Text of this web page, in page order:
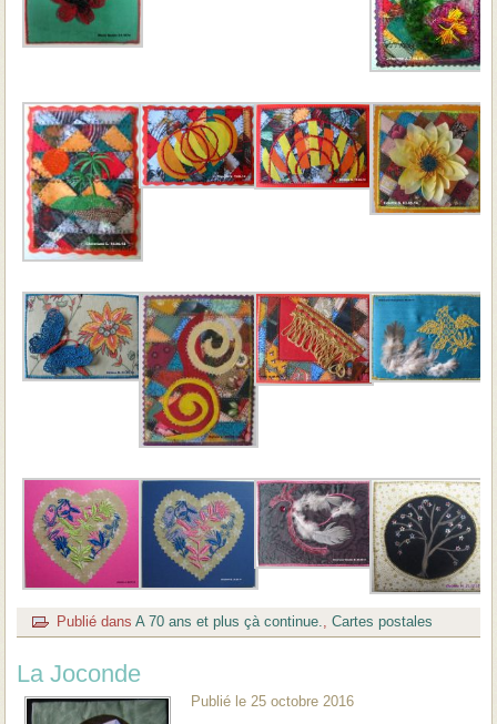
Publié dans A 70 ans et plus çà continue. ,Cartes postales
La Joconde
Publié le 25 octobre 2016